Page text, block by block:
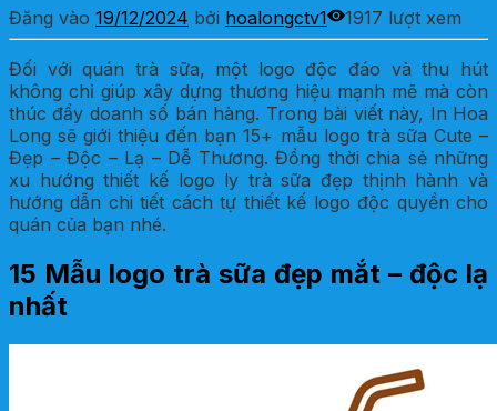
Đăng vào 19/12/2024 bởi hoalongctv1 1917 lượt xem
Đối với quán trà sữa, một logo độc đáo và thu hút
không chỉ giúp xây dựng thương hiệu mạnh mẽ mà còn
thúc đẩy doanh số bán hàng. Trong bài viết này, In Hoa
Long sẽ giới thiệu đến bạn 15+ mẫu logo trà sữa Cute –
Đẹp – Độc – Lạ – Dễ Thương. Đồng thời chia sẻ những
xu hướng thiết kế logo ly trà sữa đẹp thịnh hành và
hướng dẫn chi tiết cách tự thiết kế logo độc quyền cho
quán của bạn nhé.
15 Mẫu logo trà sữa đẹp mắt – độc lạ
nhất